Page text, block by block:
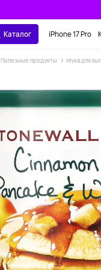
Каталог iPhone 17 Pro
Полезные продукты Мука для